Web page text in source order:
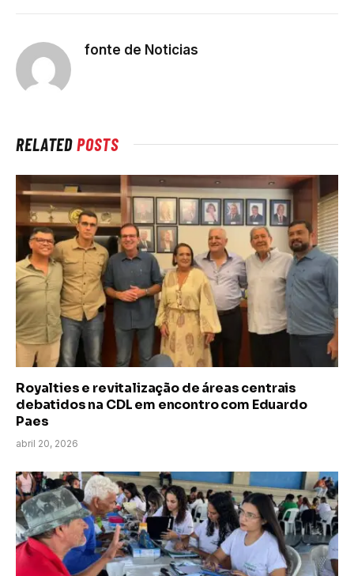
fonte de Noticias
RELATEDPOSTS
Royalties e revitalização de áreas centrais
debatidos na CDL em encontro com Eduardo
Paes
abril 20, 2026